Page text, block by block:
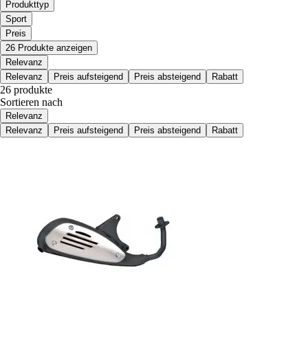
Produkttyp
Sport
Preis
26 Produkte anzeigen
Relevanz
Relevanz
Preis aufsteigend Preis absteigend Rabatt
26 produkte
Sortieren nach
Relevanz
Relevanz
Preis aufsteigend Preis absteigend Rabatt